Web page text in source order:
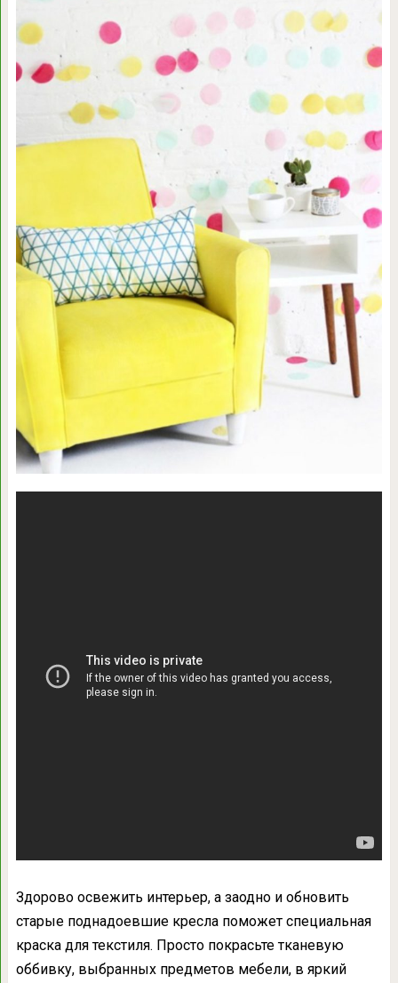
Здорово освежить интерьер, а заодно и обновить
старые поднадоевшие кресла поможет специальная
краска для текстиля. Просто покрасьте тканевую
оббивку, выбранных предметов мебели, в яркий